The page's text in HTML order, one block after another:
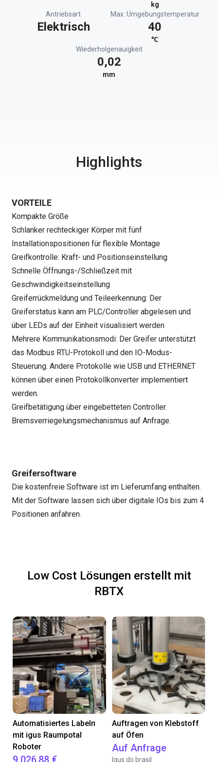
kg
Antriebsart
Elektrisch
Max. Umgebungstemperatur
40
℃
Wiederholgenauigkeit
0,02
mm
Highlights
VORTEILE
Kompakte Größe
Schlanker rechteckiger Körper mit fünf
Installationspositionen für flexible Montage
Greifkontrolle: Kraft- und Positionseinstellung
Schnelle Öffnungs-/Schließzeit mit
Geschwindigkeitseinstellung
Greiferrückmeldung und Teileerkennung: Der
Greiferstatus kann am PLC/Controller abgelesen und
über LEDs auf der Einheit visualisiert werden
Mehrere Kommunikationsmodi: Der Greifer unterstützt
das Modbus RTU-Protokoll und den IO-Modus-
Steuerung. Andere Protokolle wie USB und ETHERNET
können über einen Protokollkonverter implementiert
werden.
Greifbetätigung über eingebetteten Controller.
Bremsverriegelungsmechanismus auf Anfrage.
Greifersoftware
Die kostenfreie Software ist im Lieferumfang enthalten.
Mit der Software lassen sich über digitale IOs bis zum 4
Positionen anfahren.
Low Cost Lösungen erstellt mit
RBTX
Automatisiertes Labeln
mit igus Raumpotal
Roboter
9.026,88 €
Auftragen von Klebstoff
auf Öfen
Auf Anfrage
Igus do brasil